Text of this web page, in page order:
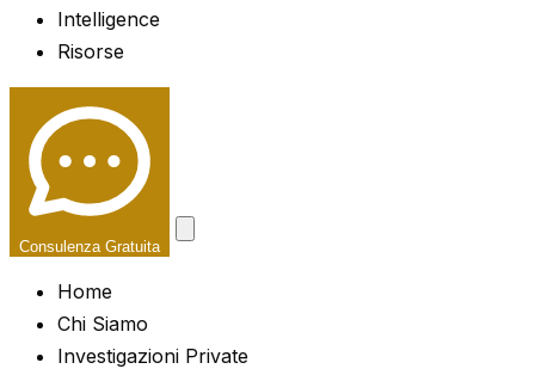
Intelligence
Risorse
Consulenza Gratuita
Home
Chi Siamo
Investigazioni Private